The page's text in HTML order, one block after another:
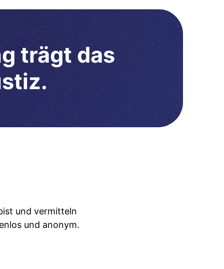
trägt das
und vermitteln
und anonym.